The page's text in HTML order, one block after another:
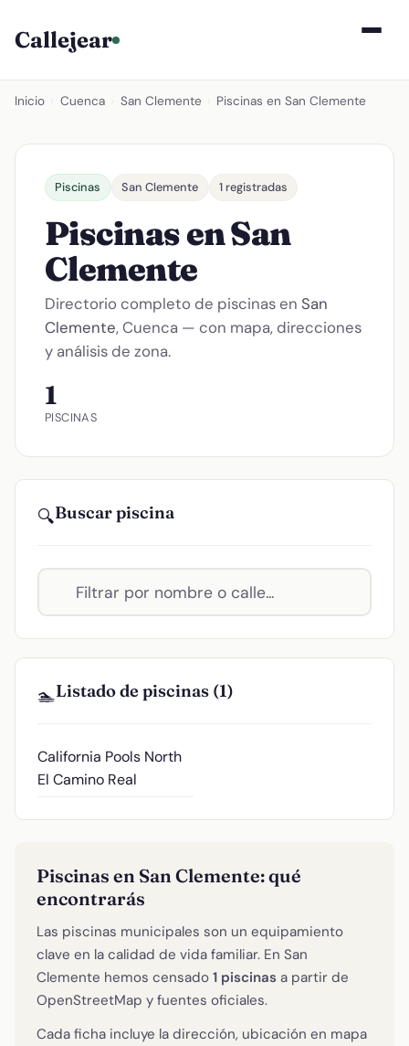
Callejear
Inicio Cuenca San Clemente Piscinas en San Clemente
Piscinas San Clemente 1 registradas
Piscinas en San
Clemente
Directorio completo de piscinas en San
Clemente, Cuenca — con mapa, direcciones
y análisis de zona.
1
PISCINAS
🔍Buscar piscina
🏊Listado de piscinas (1)
California Pools North
El Camino Real
Piscinas en San Clemente: qué
encontrarás
Las piscinas municipales son un equipamiento
clave en la calidad de vida familiar. En San
Clemente hemos censado 1 piscinas a partir de
OpenStreetMap y fuentes oficiales.
Cada ficha incluye la dirección, ubicación en mapa